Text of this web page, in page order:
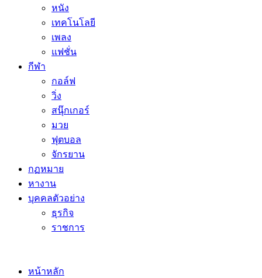
หนัง
เทคโนโลยี
เพลง
แฟชั่น
กีฬา
กอล์ฟ
วิ่ง
สนุ๊กเกอร์
มวย
ฟุตบอล
จักรยาน
กฏหมาย
หางาน
บุคคลตัวอย่าง
ธุรกิจ
ราชการ
หน้าหลัก